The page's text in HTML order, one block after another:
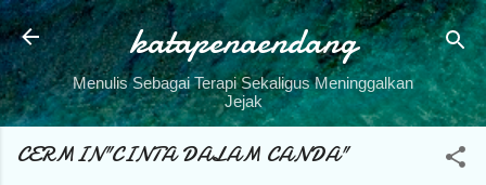
Skip to main content
katapenaendang
Menulis Sebagai Terapi Sekaligus Meninggalkan
Jejak
CERMIN"CINTA DALAM CANDA"